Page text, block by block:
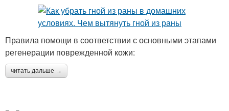
Правила помощи в соответствии с основными этапами
регенерации поврежденной кожи:
читать дальше →